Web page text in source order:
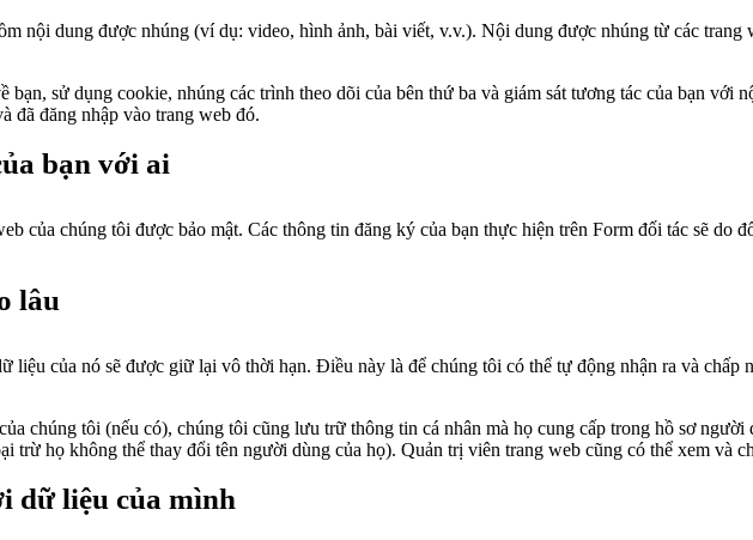
nội dung được nhúng (ví dụ: video, hình ảnh, bài viết, v.v.). Nội dung được nhúng từ các
sử dụng cookie, nhúng các trình theo dõi của bên thứ ba và giám sát tương tác của bạn với
đã đăng nhập vào trang web đó.
bạn với ai
của chúng tôi được bảo mật. Các thông tin đăng ký của bạn thực hiện trên Form đối tác sẽ do
lâu
liệu của nó sẽ được giữ lại vô thời hạn. Điều này là để chúng tôi có thể tự động nhận ra và
chúng tôi (nếu có), chúng tôi cũng lưu trữ thông tin cá nhân mà họ cung cấp trong hồ sơ
trừ họ không thể thay đổi tên người dùng của họ). Quản trị viên trang web cũng có thể xem và
dữ liệu của mình